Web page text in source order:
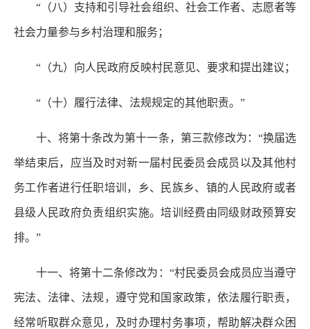
“（八）支持和引导社会组织、社会工作者、志愿者等
社会力量参与乡村治理和服务；
“（九）向人民政府反映村民意见、要求和提出建议；
“（十）履行法律、法规规定的其他职责。”
十、将第十条改为第十一条，第三款修改为：“换届选
举结束后，应当及时对新一届村民委员会成员以及其他村
务工作者进行任职培训，乡、民族乡、镇的人民政府或者
县级人民政府负责组织实施。培训经费由同级财政预算安
排。”
十一、将第十二条修改为：“村民委员会成员应当遵守
宪法、法律、法规，遵守党和国家政策，依法履行职责，
经常听取群众意见，及时办理村务事项，帮助解决群众困